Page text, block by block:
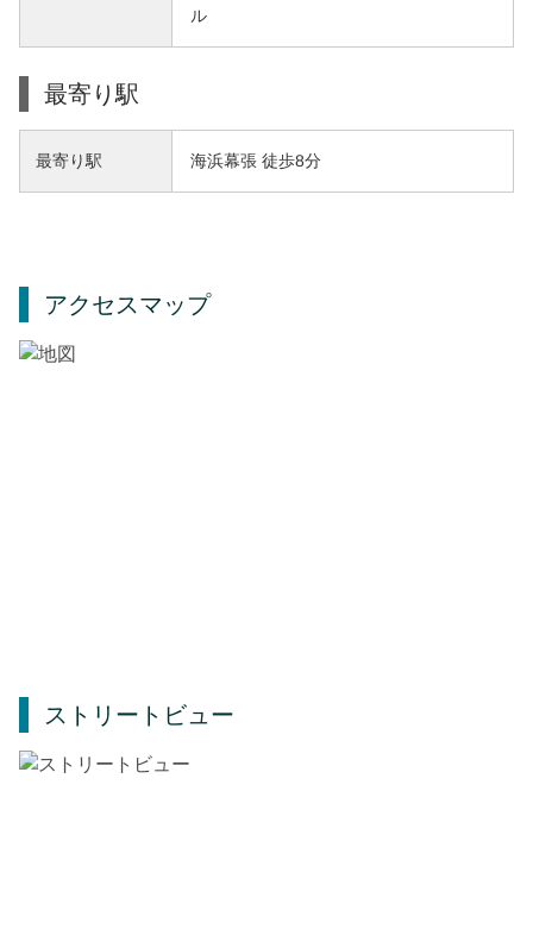
ル
最寄り駅
最寄り駅 海浜幕張 徒歩8分
アクセスマップ
ストリートビュー